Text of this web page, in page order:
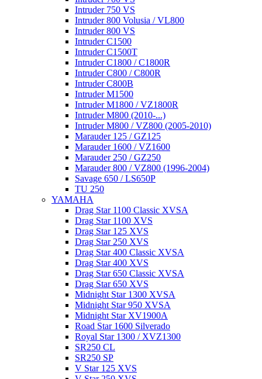
Intruder 750 VS
Intruder 800 Volusia / VL800
Intruder 800 VS
Intruder C1500
Intruder C1500T
Intruder C1800 / C1800R
Intruder C800 / C800R
Intruder C800B
Intruder M1500
Intruder M1800 / VZ1800R
Intruder M800 (2010-...)
Intruder M800 / VZ800 (2005-2010)
Marauder 125 / GZ125
Marauder 1600 / VZ1600
Marauder 250 / GZ250
Marauder 800 / VZ800 (1996-2004)
Savage 650 / LS650P
TU 250
YAMAHA
Drag Star 1100 Classic XVSA
Drag Star 1100 XVS
Drag Star 125 XVS
Drag Star 250 XVS
Drag Star 400 Classic XVSA
Drag Star 400 XVS
Drag Star 650 Classic XVSA
Drag Star 650 XVS
Midnight Star 1300 XVSA
Midnight Star 950 XVSA
Midnight Star XV1900A
Road Star 1600 Silverado
Royal Star 1300 / XVZ1300
SR250 CL
SR250 SP
V Star 125 XVS